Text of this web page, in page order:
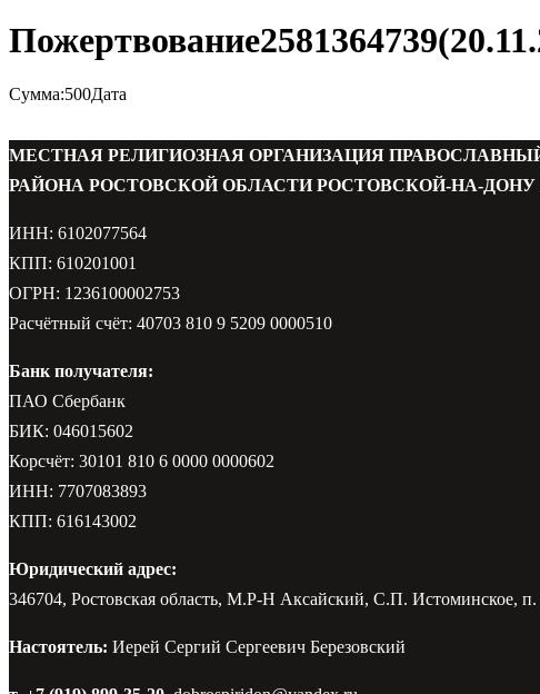
Сумма:500Дата
МЕСТНАЯ РЕЛИГИОЗНАЯ ОРГАНИЗАЦИЯ
РАЙОНА РОСТОВСКОЙ ОБЛАСТИ РОСТОВСКОЙ-НА-
ИНН: 6102077564
КПП: 610201001
ОГРН: 1236100002753
Расчётный счёт: 40703 810 9 5209 0000510
Банк получателя:
ПАО Сбербанк
БИК: 046015602
Корсчёт: 30101 810 6 0000 0000602
ИНН: 7707083893
КПП: 616143002
Юридический адрес:
346704, Ростовская область, М.Р-Н Аксайский, С.П. Истоминское,
Настоятель: Иерей Сергий Сергеевич Березовский